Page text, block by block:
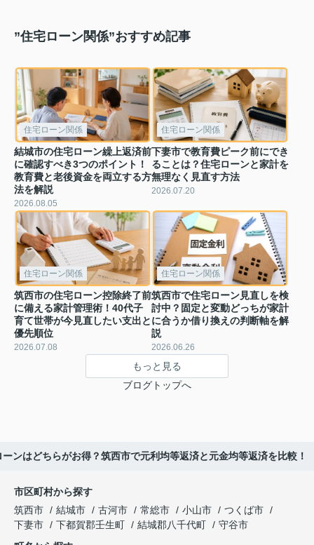
”住宅ローン関係”おすすめ記事
住宅ローン関係
結城市の住宅ローン繰上返済前
に確認すべき3つのポイント！
教育費と老後資金を両立する方
法を解説
2026.08.05
住宅ローン関係
下妻市で教育費ピーク前にでき
ることは？住宅ローンと家計を
無理なく見直す方法
2026.07.20
住宅ローン関係
筑西市の住宅ローン控除終了前
に備える家計管理術！40代子
育て世帯が今見直したい支出と
優先順位
2026.07.08
住宅ローン関係
筑西市で住宅ローン見直しを検
討中？固定と変動どっちが家計
に合うか借り換えの判断軸を解
説
2026.06.26
もっと見る
ブログトップへ
ーンはどちらがお得？筑西市で元利均等返済と元金均等返済を比較！
市区町村から探す
筑西市
結城市 古河市 常総市 小山市
つくば市
下妻市
下都賀郡壬生町 結城郡八千代町
守谷市